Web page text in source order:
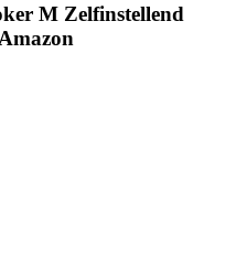
M Zelfinstellend